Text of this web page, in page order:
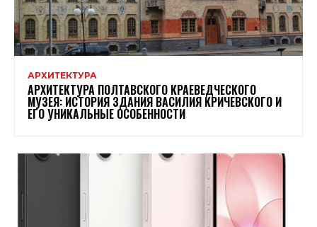
АРХИТЕКТУРА
АРХИТЕКТУРА ПОЛТАВСКОГО КРАЕВЕДЧЕСКОГО
МУЗЕЯ: ИСТОРИЯ ЗДАНИЯ ВАСИЛИЯ КРИЧЕВСКОГО И
ЕГО УНИКАЛЬНЫЕ ОСОБЕННОСТИ